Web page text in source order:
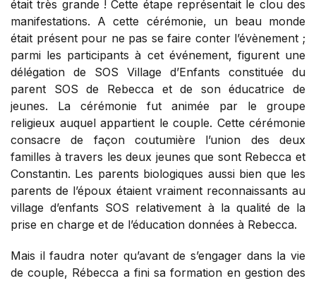
était très grande ! Cette étape représentait le clou des
manifestations. A cette cérémonie, un beau monde
était présent pour ne pas se faire conter l’évènement ;
parmi les participants à cet événement, figurent une
délégation de SOS Village d’Enfants constituée du
parent SOS de Rebecca et de son éducatrice de
jeunes. La cérémonie fut animée par le groupe
religieux auquel appartient le couple. Cette cérémonie
consacre de façon coutumière l’union des deux
familles à travers les deux jeunes que sont Rebecca et
Constantin. Les parents biologiques aussi bien que les
parents de l’époux étaient vraiment reconnaissants au
village d’enfants SOS relativement à la qualité de la
prise en charge et de l’éducation données à Rebecca.
Mais il faudra noter qu’avant de s’engager dans la vie
de couple, Rébecca a fini sa formation en gestion des